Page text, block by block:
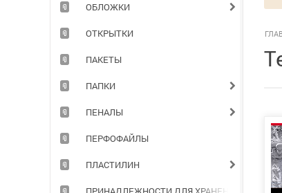
ОБЛОЖКИ
ОТКРЫТКИ
ПАКЕТЫ
ПАПКИ
ПЕНАЛЫ
ПЕРФОФАЙЛЫ
ПЛАСТИЛИН